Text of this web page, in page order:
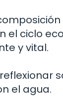
el ciclo
y vital.
el agua.